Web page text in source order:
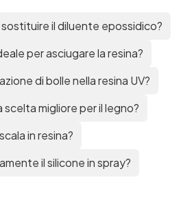
il diluente epossidico?
per asciugare la resina?
di bolle nella resina UV?
scelta migliore per il legno?
in resina?
il silicone in spray?